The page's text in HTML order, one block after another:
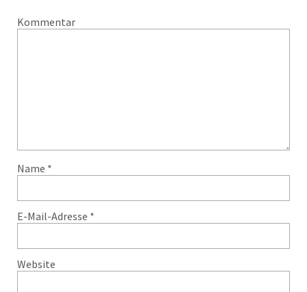
Kommentar
Name *
E-Mail-Adresse *
Website